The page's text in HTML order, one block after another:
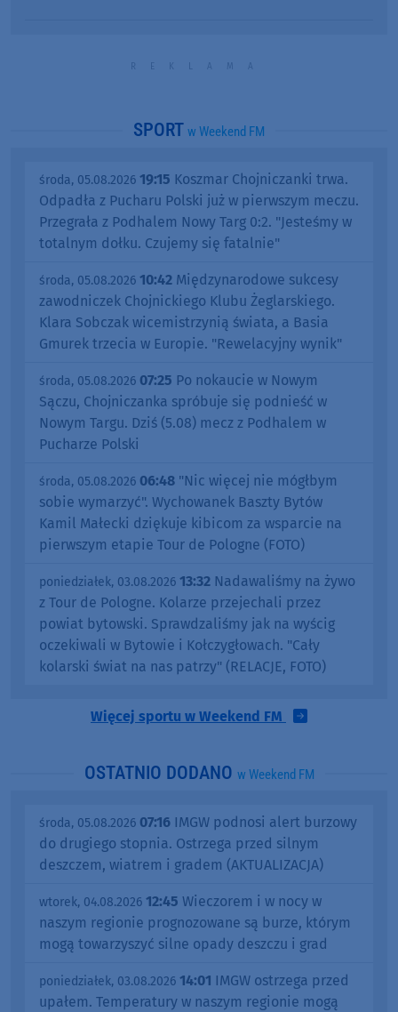
SPORT w Weekend FM
środa, 05.08.2026 19:15 Koszmar Chojniczanki trwa.
Odpadła z Pucharu Polski już w pierwszym meczu.
Przegrała z Podhalem Nowy Targ 0:2. "Jesteśmy w
totalnym dołku. Czujemy się fatalnie"
środa, 05.08.2026 10:42 Międzynarodowe sukcesy
zawodniczek Chojnickiego Klubu Żeglarskiego.
Klara Sobczak wicemistrzynią świata, a Basia
Gmurek trzecia w Europie. "Rewelacyjny wynik"
środa, 05.08.2026 07:25 Po nokaucie w Nowym
Sączu, Chojniczanka spróbuje się podnieść w
Nowym Targu. Dziś (5.08) mecz z Podhalem w
Pucharze Polski
środa, 05.08.2026 06:48 "Nic więcej nie mógłbym
sobie wymarzyć". Wychowanek Baszty Bytów
Kamil Małecki dziękuje kibicom za wsparcie na
pierwszym etapie Tour de Pologne (FOTO)
poniedziałek, 03.08.2026 13:32 Nadawaliśmy na żywo
z Tour de Pologne. Kolarze przejechali przez
powiat bytowski. Sprawdzaliśmy jak na wyścig
oczekiwali w Bytowie i Kołczygłowach. "Cały
kolarski świat na nas patrzy" (RELACJE, FOTO)
Więcej sportu w Weekend FM
OSTATNIO DODANO w Weekend FM
środa, 05.08.2026 07:16 IMGW podnosi alert burzowy
do drugiego stopnia. Ostrzega przed silnym
deszczem, wiatrem i gradem (AKTUALIZACJA)
wtorek, 04.08.2026 12:45 Wieczorem i w nocy w
naszym regionie prognozowane są burze, którym
mogą towarzyszyć silne opady deszczu i grad
poniedziałek, 03.08.2026 14:01 IMGW ostrzega przed
upałem. Temperatury w naszym regionie mogą